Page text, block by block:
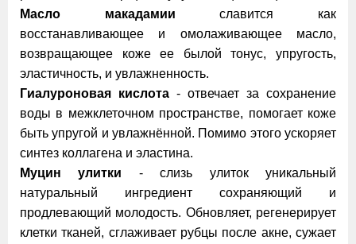
Масло макадамии славится как
восстанавливающее и омолаживающее масло,
возвращающее коже ее былой тонус, упругость,
эластичность, и увлажненность.
Гиалуроновая кислота - отвечает за сохранение
воды в межклеточном пространстве, помогает коже
быть упругой и увлажнённой. Помимо этого ускоряет
синтез коллагена и эластина.
Муцин улитки - слизь улиток уникальный
натуральный ингредиент сохраняющий и
продлевающий молодость. Обновляет, регенерирует
клетки тканей, сглаживает рубцы после акне, сужает